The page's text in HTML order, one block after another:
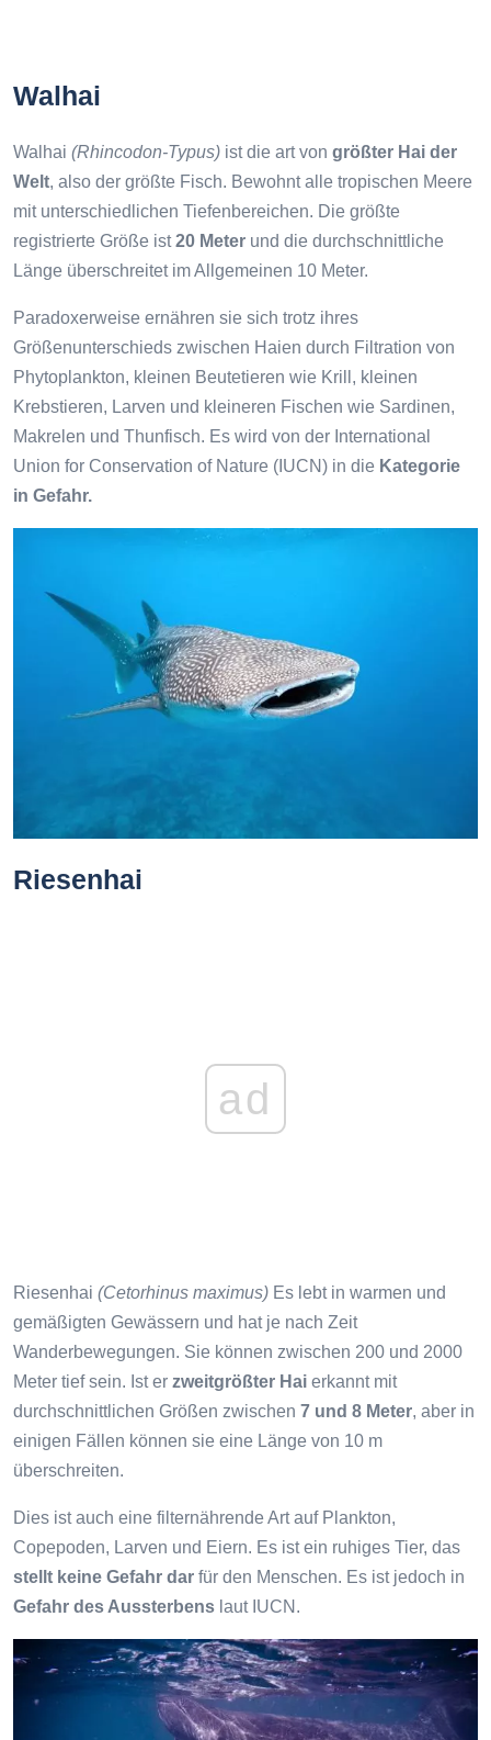
Walhai
Walhai (Rhincodon-Typus) ist die art von größter Hai der
Welt, also der größte Fisch. Bewohnt alle tropischen Meere
mit unterschiedlichen Tiefenbereichen. Die größte
registrierte Größe ist20 Meter und die durchschnittliche
Länge überschreitet im Allgemeinen 10 Meter.
Paradoxerweise ernähren sie sich trotz ihres
Größenunterschieds zwischen Haien durch Filtration von
Phytoplankton, kleinen Beutetieren wie Krill, kleinen
Krebstieren, Larven und kleineren Fischen wie Sardinen,
Makrelen und Thunfisch. Es wird von der International
Union for Conservation of Nature (IUCN) in die Kategorie
in Gefahr.
Riesenhai
ad
Riesenhai (Cetorhinus maximus) Es lebt in warmen und
gemäßigten Gewässern und hat je nach Zeit
Wanderbewegungen. Sie können zwischen 200 und 2000
Meter tief sein. Ist er zweitgrößter Hai erkannt mit
durchschnittlichen Größen zwischen 7 und 8 Meter, aber in
einigen Fällen können sie eine Länge von 10 m
überschreiten.
Dies ist auch eine filternährende Art auf Plankton,
Copepoden, Larven und Eiern. Es ist ein ruhiges Tier, das
stellt keine Gefahr dar für den Menschen. Es ist jedoch in
Gefahr des Aussterbens laut IUCN.